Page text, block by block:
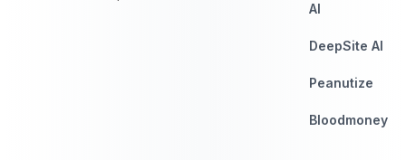
AI
DeepSite AI
Peanutize
Bloodmoney